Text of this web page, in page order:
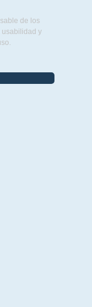
de los
usabilidad y